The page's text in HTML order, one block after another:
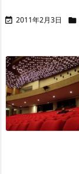
 2011年2月3日 